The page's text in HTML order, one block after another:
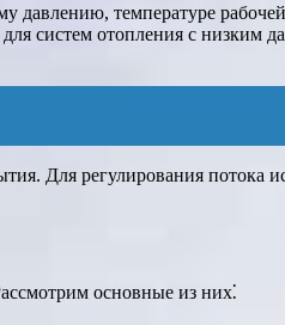
давлению, температуре
систем отопления с низким
Для регулирования потока
основные из них⁚